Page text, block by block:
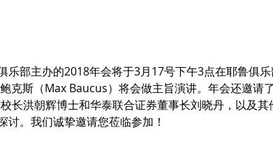
乐部主办的2018年会将于3月17号下午3点在耶鲁俱
克斯（Max Baucus）将会做主旨演讲。年会还邀请
长洪朝辉博士和华泰联合证券董事长刘晓丹，以及其
。我们诚挚邀请您莅临参加！